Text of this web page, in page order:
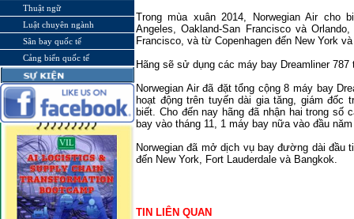
Thuật ngữ
Luật chuyên ngành
Sân bay quốc tế
Cảng biển quốc tế
Trong mùa xuân 2014, Norwegian Air
Angeles, Oakland-San Francisco và
Francisco, và từ Copenhagen đến New York
Hãng sẽ sử dụng các máy bay Dreamliner 787
Norwegian Air đã đặt tổng cộng 8 máy bay
hoạt động trên tuyến dài gia tăng, giám đốc
biết. Cho đến nay hãng đã nhận hai trong số
bay vào tháng 11, 1 máy bay nữa vào đầu
Norwegian đã mở dịch vụ bay đường dài đầu
đến New York, Fort Lauderdale và Bangkok.
TIN LIÊN QUAN